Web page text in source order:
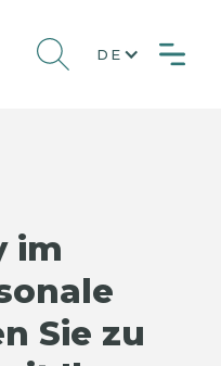
DE
im
Sie zu